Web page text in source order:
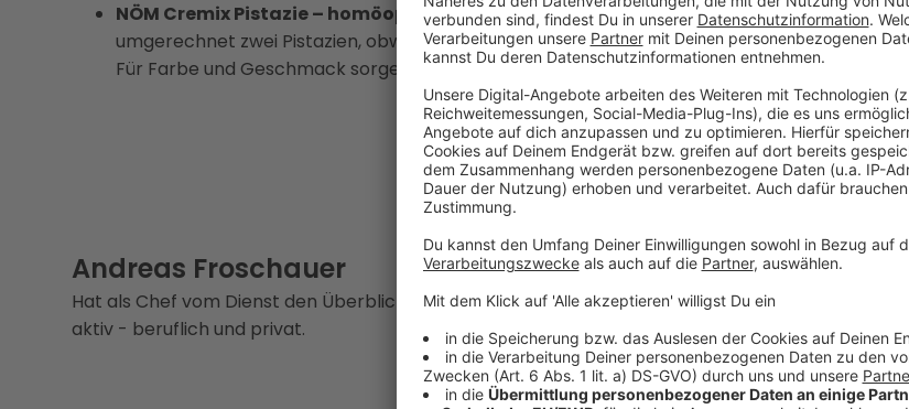
NÖM Cremix Pistazie – homöopathische Dosierung:Das Produkt enthält pro Becher
umgerechnet zwei Pistazien, obwohl die Aufmachung einen höheren Gehalt vermuten lässt.
Für Farbe und Geschmack sorgen zusätzlich Farbstoff und Aroma.
Andreas Froschauer
Hat als Chef vom Dienst den Überblick im täglichen Programmablauf. Außerdem auch sportlich
aktiv - beruflich und privat.